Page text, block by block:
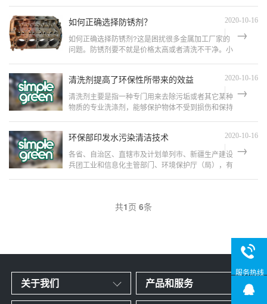
剂来解决此问题，...
如何正确选择防锈剂？ 2020-10-16
如何正确选择防锈剂?这是困扰很多金属加工厂家的
问题。防锈剂要不就是价格太高或者清洗不干净。小
一、常温清...
清洗剂提高了环保性所带来的效益 2020-10-16
清洗剂主要是指一种专门用来去除污垢或者其它某种
物质的专业洗涤剂，能够保护物体不受到损伤和保持
两种以上的作用，...
环保部印发水污染清洁技术 2020-10-16
各省、自治区、直辖市及计划单列市、新疆生产建设
兵团工业和信息化主管部门、环境保护厅（局），有
共1页 6条
关于我们 产品和服务
服务热线